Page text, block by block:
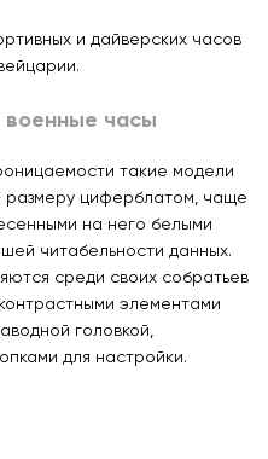
и дайверских часов
часы
такие модели
размеру циферблатом, чаще
на него белыми
читабельности данных.
среди своих собратьев
элементами
головкой,
для настройки.